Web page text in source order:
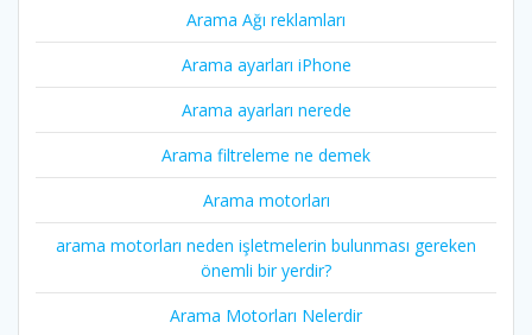
Arama Ağı reklamları
Arama ayarları iPhone
Arama ayarları nerede
Arama filtreleme ne demek
Arama motorları
arama motorları neden işletmelerin bulunması gereken
önemli bir yerdir?
Arama Motorları Nelerdir